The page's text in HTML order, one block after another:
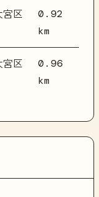
宮区
0.92
km
宮区
0.96
km